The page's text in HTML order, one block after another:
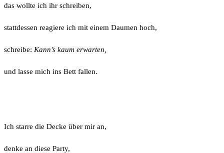
das wollte ich ihr schreiben,
stattdessen reagiere ich mit einem Daumen hoch,
schreibe: Kann’s kaum erwarten,
und lasse mich ins Bett fallen.
Ich starre die Decke über mir an,
denke an diese Party,